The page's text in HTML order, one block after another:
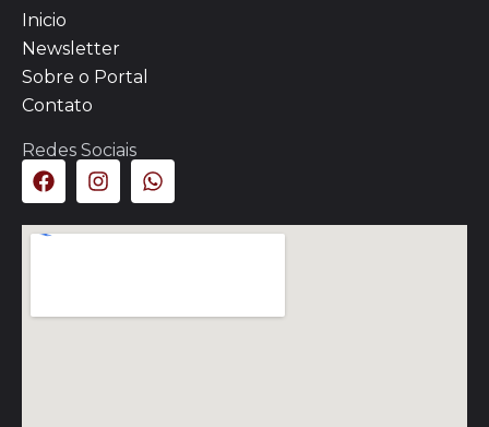
Inicio
Newsletter
Sobre o Portal
Contato
Redes Sociais